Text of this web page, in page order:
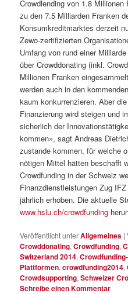
Crowdlending von 1.8
zu den 7.5 Milliarden Franken
Konsumkreditmarktes derzeit
Zewo-zertifizierten
Umfang von rund einer
über Crowddonating (inkl.
Millionen Franken
werden auch in den
kaum konkurrenzieren. Aber
Finanzierung wird steigen und
sicherlich der
kommen», sagt Andreas
zustande kommen, für welche
nötigen Mittel hätten beschafft
Crowdfunding in der Schweiz
Finanzdienstleistungen Zug
jährlich erhoben. Die aktuelle
www.hslu.ch/crowdfunding
Veröffentlicht unterAllgemeines |
Crowddonating,Crowdfunding,
Switzerland 2014,
Plattformen,crowdfunding2014,
Crowdsupporting,Schweizer
Schreibe einen Kommentar